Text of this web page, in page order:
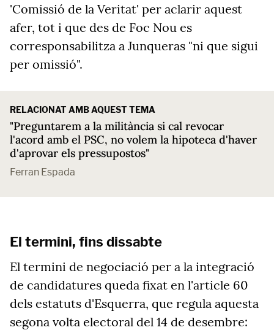
'Comissió de la Veritat' per aclarir aquest
afer, tot i que des de Foc Nou es
corresponsabilitza a Junqueras "ni que sigui
per omissió".
RELACIONAT AMB AQUEST TEMA
"Preguntarem a la militància si cal revocar
l'acord amb el PSC, no volem la hipoteca d'haver
d'aprovar els pressupostos"
Ferran Espada
El termini, fins dissabte
El termini de negociació per a la integració
de candidatures queda fixat en l'article 60
dels estatuts d'Esquerra, que regula aquesta
segona volta electoral del 14 de desembre: